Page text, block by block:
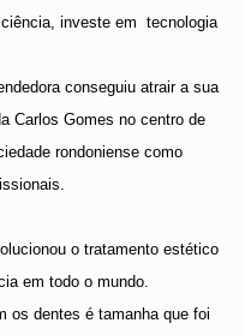
investe em
tecnologia
conseguiu atrair a sua
Carlos Gomes no centro de
rondoniense como
o tratamento estético
em todo o mundo.
os dentes é tamanha que foi